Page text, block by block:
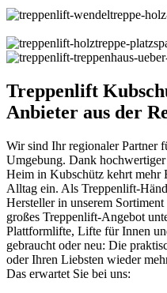
Treppenlift
Anbieter aus der
Wir sind Ihr regionaler Partner
Umgebung. Dank
Heim in Kubschütz kehrt
Alltag ein. Als Treppenlift-
Hersteller in unserem
großes Treppenlift-Angebot
Plattformlifte, Lifte für Innen
gebraucht oder neu: Die
oder Ihren Liebsten wieder
Das erwartet Sie bei uns: